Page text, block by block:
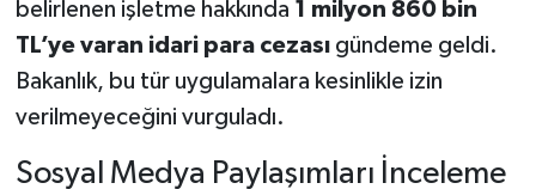
belirlenen işletme hakkında 1 milyon 860 bin
TL’ye varan idari para cezasıgündeme geldi.
Bakanlık, bu tür uygulamalara kesinlikle izin
verilmeyeceğini vurguladı.
Sosyal Medya Paylaşımları İnceleme